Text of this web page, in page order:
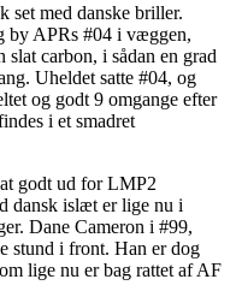
set med danske briller.
by APRs #04 i væggen,
carbon, i sådan en grad
Uheldet satte #04, og
og godt 9 omgange efter
i et smadret
godt ud for LMP2
dansk islæt er lige nu i
Dane Cameron i #99,
stund i front. Han er dog
lige nu er bag rattet af AF